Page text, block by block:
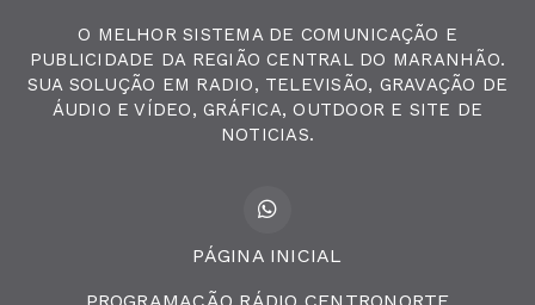
O MELHOR SISTEMA DE COMUNICAÇÃO E
PUBLICIDADE DA REGIÃO CENTRAL DO MARANHÃO.
SUA SOLUÇÃO EM RADIO, TELEVISÃO, GRAVAÇÃO DE
ÁUDIO E VÍDEO, GRÁFICA, OUTDOOR E SITE DE
NOTICIAS.
PÁGINA INICIAL